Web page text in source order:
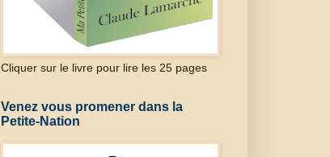
Cliquer sur le livre pour lire les 25 pages
Venez vous promener dans la
Petite-Nation